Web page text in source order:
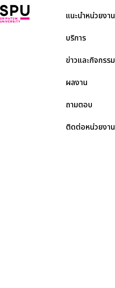
แนะนำหน่วยงาน
บริการ
ข่าวและกิจกรรม
ผลงาน
ถามตอบ
ติดต่อหน่วยงาน